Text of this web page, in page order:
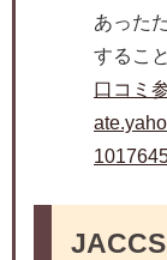
あった
するこ
口コミ